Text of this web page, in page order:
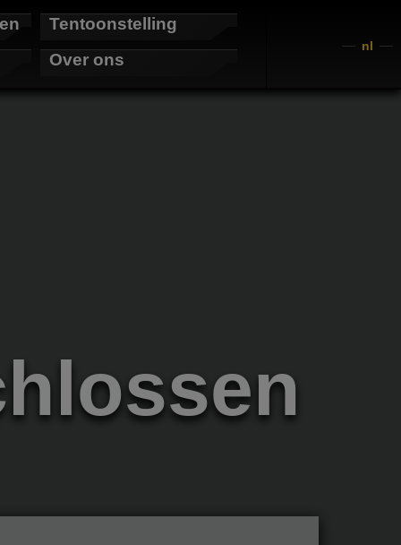
Tentoonstelling
Over ons
nl